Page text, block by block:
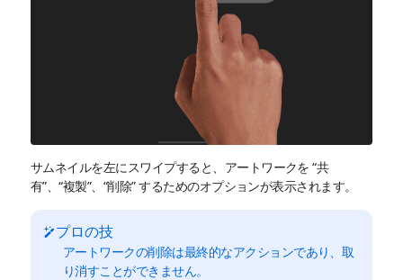
サムネイルを左にスワイプすると、アートワークを “共
有”、“複製”、“削除” するためのオプションが表示されます。
プロの技
アートワークの削除は最終的なアクションであり、取
り消すことができません。